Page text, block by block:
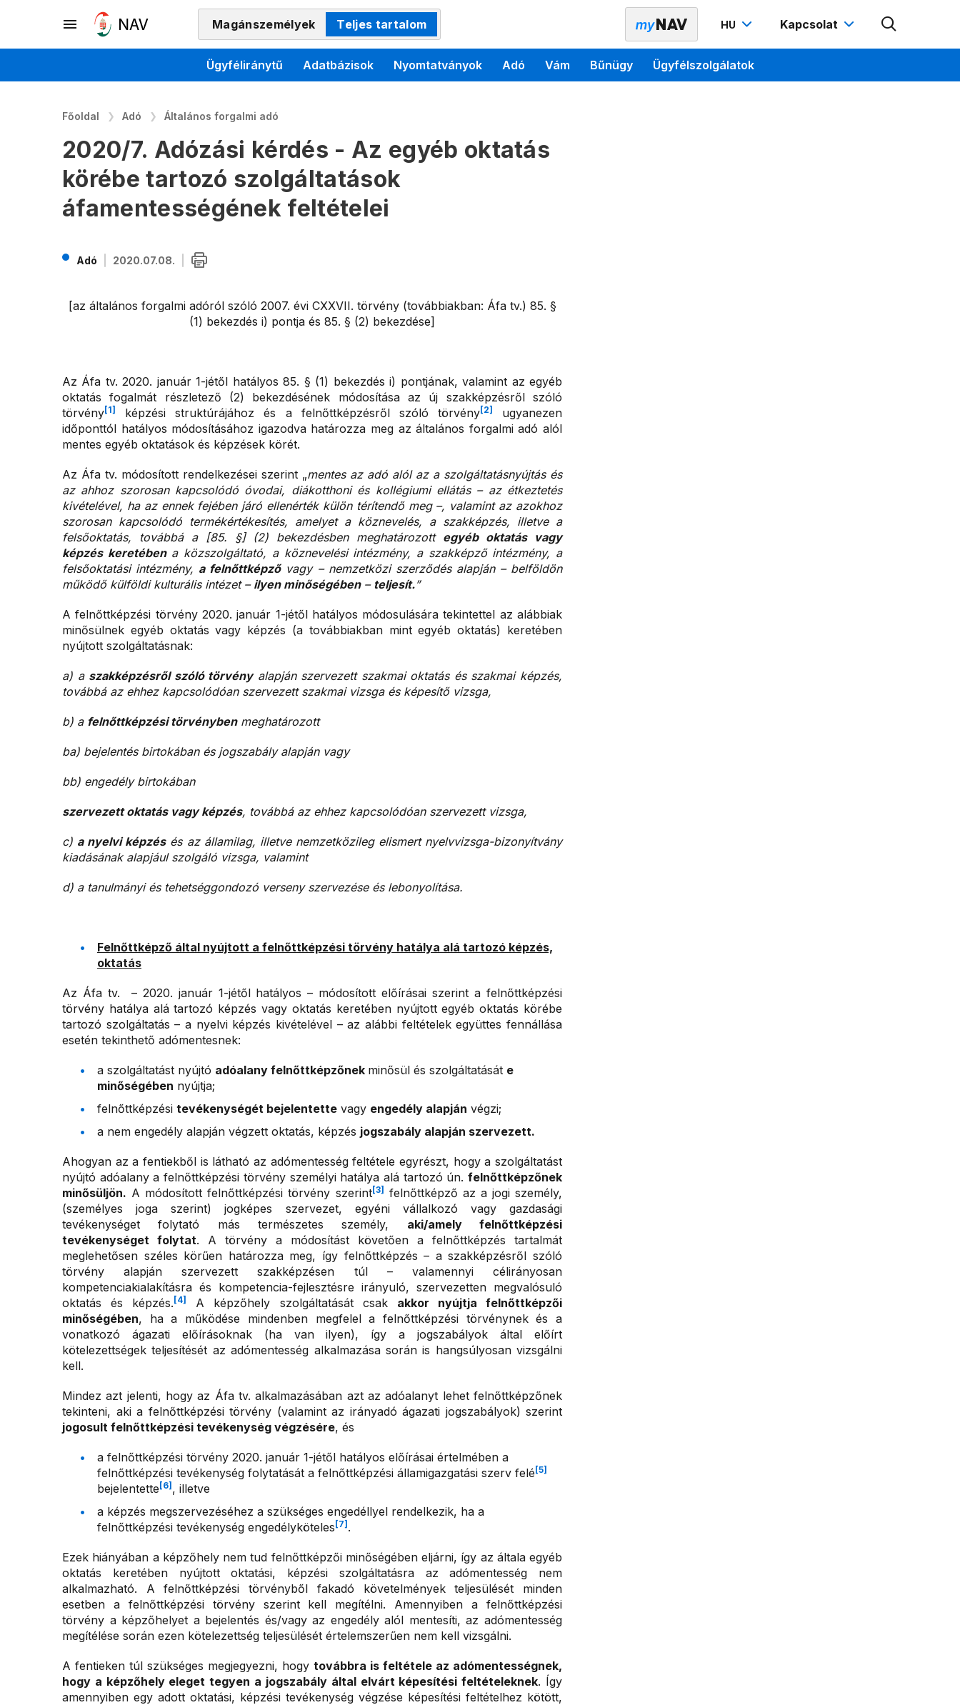
Magánszemélyek Teljes tartalom HU Kapcsolat
Ügyféliránytű Adatbázisok Nyomtatványok Adó Vám Bűnügy Ügyfélszolgálatok
Főoldal Adó Általános forgalmi adó
2020/7. Adózási kérdés - Az egyéb oktatás
körébe tartozó szolgáltatások
áfamentességének feltételei
Adó 2020.07.08.
[az általános forgalmi adóról szóló 2007. évi CXXVII. törvény (továbbiakban: Áfa tv.) 85. §
(1) bekezdés i) pontja és 85. § (2) bekezdése]
Az Áfa tv. 2020. január 1-jétől hatályos 85. § (1) bekezdés i) pontjának, valamint az egyéb
oktatás fogalmát részletező (2) bekezdésének módosítása az új szakképzésről szóló
törvény[1] képzési struktúrájához és a felnőttképzésről szóló törvény[2]
ugyanezen
időponttól hatályos módosításához igazodva határozza meg az általános forgalmi adó alól
mentes egyéb oktatások és képzések körét.
Az Áfa tv. módosított rendelkezései szerint „mentes az adó alól az a szolgáltatásnyújtás és
az ahhoz szorosan kapcsolódó óvodai, diákotthoni és kollégiumi ellátás – az étkeztetés
kivételével, ha az ennek fejében járó ellenérték külön térítendő meg –, valamint az azokhoz
szorosan kapcsolódó termékértékesítés, amelyet a köznevelés, a szakképzés, illetve a
felsőoktatás, továbbá a [85. §] (2) bekezdésben meghatározott egyéb oktatás vagy
képzés keretébena közszolgáltató, a köznevelési intézmény, a szakképző intézmény, a
felsőoktatási intézmény, a felnőttképzővagy – nemzetközi szerződés alapján – belföldön
működő külföldi kulturális intézet – ilyen minőségében– teljesít.”
A felnőttképzési törvény 2020. január 1-jétől hatályos módosulására tekintettel az alábbiak
minősülnek egyéb oktatás vagy képzés (a továbbiakban mint egyéb oktatás) keretében
nyújtott szolgáltatásnak:
a) a szakképzésről szóló törvényalapján szervezett szakmai oktatás és szakmai képzés,
továbbá az ehhez kapcsolódóan szervezett szakmai vizsga és képesítő vizsga,
b) a felnőttképzési törvénybenmeghatározott
ba) bejelentés birtokában és jogszabály alapján vagy
bb) engedély birtokában
szervezett oktatás vagy képzés, továbbá az ehhez kapcsolódóan szervezett vizsga,
c) a nyelvi képzésés az államilag, illetve nemzetközileg elismert nyelvvizsga-bizonyítvány
kiadásának alapjául szolgáló vizsga, valamint
d) a tanulmányi és tehetséggondozó verseny szervezése és lebonyolítása.
Felnőttképző által nyújtott a felnőttképzési törvény hatálya alá tartozó képzés,
oktatás
Az Áfa tv. – 2020. január 1-jétől hatályos – módosított előírásai szerint a felnőttképzési
törvény hatálya alá tartozó képzés vagy oktatás keretében nyújtott egyéb oktatás körébe
tartozó szolgáltatás – a nyelvi képzés kivételével – az alábbi feltételek együttes fennállása
esetén tekinthető adómentesnek:
a szolgáltatást nyújtó adóalany felnőttképzőnek minősül és szolgáltatását e
minőségében nyújtja;
felnőttképzési tevékenységét bejelentette vagy engedély alapján végzi;
a nem engedély alapján végzett oktatás, képzés jogszabály alapján szervezett.
Ahogyan az a fentiekből is látható az adómentesség feltétele egyrészt, hogy a szolgáltatást
nyújtó adóalany a felnőttképzési törvény személyi hatálya alá tartozó ún. felnőttképzőnek
minősüljön. A módosított felnőttképzési törvény szerint[3]
felnőttképző az a jogi személy,
(személyes joga szerint) jogképes szervezet, egyéni vállalkozó vagy gazdasági
tevékenységet folytató más természetes személy, aki/amely felnőttképzési
tevékenységet folytat. A törvény a módosítást követően a felnőttképzés tartalmát
meglehetősen széles körűen határozza meg, így felnőttképzés – a szakképzésről szóló
törvény alapján szervezett szakképzésen túl – valamennyi célirányosan
kompetenciakialakításra és kompetencia-fejlesztésre irányuló, szervezetten megvalósuló
oktatás és képzés. [4] A képzőhely szolgáltatását csak akkor nyújtja felnőttképzői
minőségében, ha a működése mindenben megfelel a felnőttképzési törvénynek és a
vonatkozó ágazati előírásoknak (ha van ilyen), így a jogszabályok által előírt
kötelezettségek teljesítését az adómentesség alkalmazása során is hangsúlyosan vizsgálni
kell.
Mindez azt jelenti, hogy az Áfa tv. alkalmazásában azt az adóalanyt lehet felnőttképzőnek
tekinteni, aki a felnőttképzési törvény (valamint az irányadó ágazati jogszabályok) szerint
jogosult felnőttképzési tevékenység végzésére, és
a felnőttképzési törvény 2020. január 1-jétől hatályos előírásai értelmében a
felnőttképzési tevékenység folytatását a felnőttképzési államigazgatási szerv felé [5]
bejelentette [6] , illetve
a képzés megszervezéséhez a szükséges engedéllyel rendelkezik, ha a
felnőttképzési tevékenység engedélyköteles [7] .
Ezek hiányában a képzőhely nem tud felnőttképzői minőségében eljárni, így az általa egyéb
oktatás keretében nyújtott oktatási, képzési szolgáltatásra az adómentesség nem
alkalmazható. A felnőttképzési törvényből fakadó követelmények teljesülését minden
esetben a felnőttképzési törvény szerint kell megítélni. Amennyiben a felnőttképzési
törvény a képzőhelyet a bejelentés és/vagy az engedély alól mentesíti, az adómentesség
megítélése során ezen kötelezettség teljesülését értelemszerűen nem kell vizsgálni.
A fentieken túl szükséges megjegyezni, hogy továbbra is feltétele az adómentességnek,
hogy a képzőhely eleget tegyen a jogszabály által elvárt képesítési feltételeknek. Így
amennyiben egy adott oktatási, képzési tevékenység végzése képesítési feltételhez kötött,